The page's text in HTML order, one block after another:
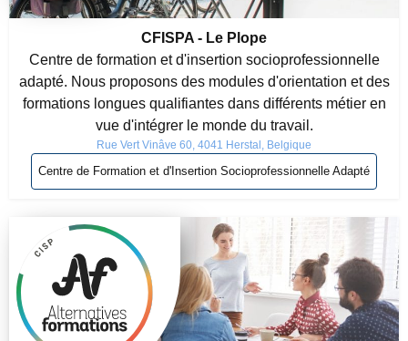
CFISPA - Le Plope
Centre de formation et d'insertion socioprofessionnelle
adapté. Nous proposons des modules d'orientation et des
formations longues qualifiantes dans différents métier en
vue d'intégrer le monde du travail.
Rue Vert Vinâve 60, 4041 Herstal, Belgique
Centre de Formation et d'Insertion Socioprofessionnelle Adapté